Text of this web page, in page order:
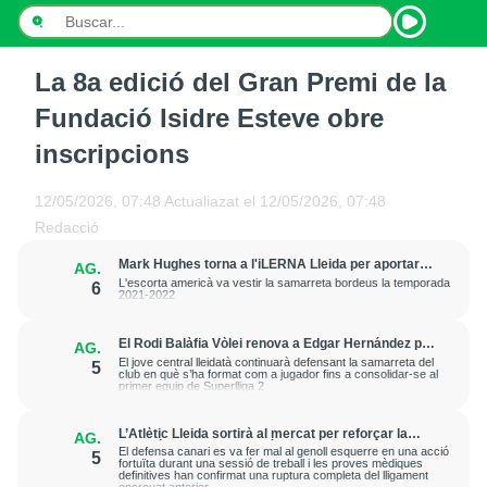
ESPORTS
La 8a edició del Gran Premi de la
Fundació Isidre Esteve obre
inscripcions
12/05/2026, 07:48 Actualiazat el 12/05/2026, 07:48
Redacció
AG.
6
Mark Hughes torna a l'iLERNA Lleida per aportar
amenaça exterior
L'escorta americà va vestir la samarreta bordeus la temporada
2021-2022
AG.
5
El Rodi Balàfia Vòlei renova a Edgar Hernández per
a la temporada 2026-2027
El jove central lleidatà continuarà defensant la samarreta del
club en què s’ha format com a jugador fins a consolidar-se al
primer equip de Superlliga 2
AG.
5
L’Atlètic Lleida sortirà al mercat per reforçar la
posició de central després de la greu lesió que ha
patit Cristian Abreu
El defensa canari es va fer mal al genoll esquerre en una acció
fortuïta durant una sessió de treball i les proves mèdiques
definitives han confirmat una ruptura completa del lligament